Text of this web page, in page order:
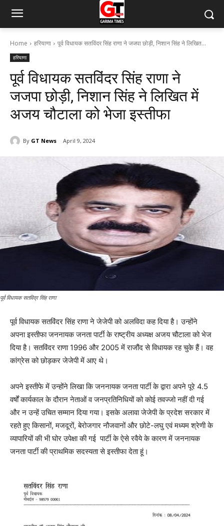
Home हरियाणा पूर्व विधायक सतविंदर सिंह राणा ने जजपा छोड़ी, निशान सिंह ने लिखित...
हरियाणा
पूर्व विधायक सतविंदर सिंह राणा ने
जजपा छोड़ी, निशान सिंह ने लिखित में
अजय चौटाला को भेजा इस्तीफा
By GT News April 9, 2024
पूर्व विधायक सतविद्र सिंह राणा
पूर्व विधायक सतविंदर सिंह राणा ने जेजेपी को अलविदा कह दिया है। उन्होंने
अपना इस्तीफा जननायक जनता पार्टी के राष्ट्रीय अध्यक्ष अजय चौटाला को भेज
दिया है। सतविंदर राणा 1996 और 2005 में राजौंद से विधायक रह चुके हैं। वह
कांग्रेस को छोड़कर जेजेपी में आए थे।
अपने इस्तीफे में उन्होंने लिखा कि जननायक जनता पार्टी के द्वारा अपने पूरे 4.5
वर्षों कार्यकाल के दौरान नेताओं व जनप्रतिनिधियों को कोई तवज्जो नहीं दी गई
और न उन्हें उचित सम्मान दिया गया। इसके अलावा जेजेपी के प्रदेश सरकार में
रहते हुए किसानों, मजदूरों, बेरोजगार नौजवानों और छोटे-लघु एवं मध्यम श्रेणी के
व्यापारियों की भी घोर उपेक्षा की गई पार्टी के ऐसे रवैये के कारण में जननायक
जनता पार्टी की प्राथमिक सदस्यता से इस्तीफा देता हूं।